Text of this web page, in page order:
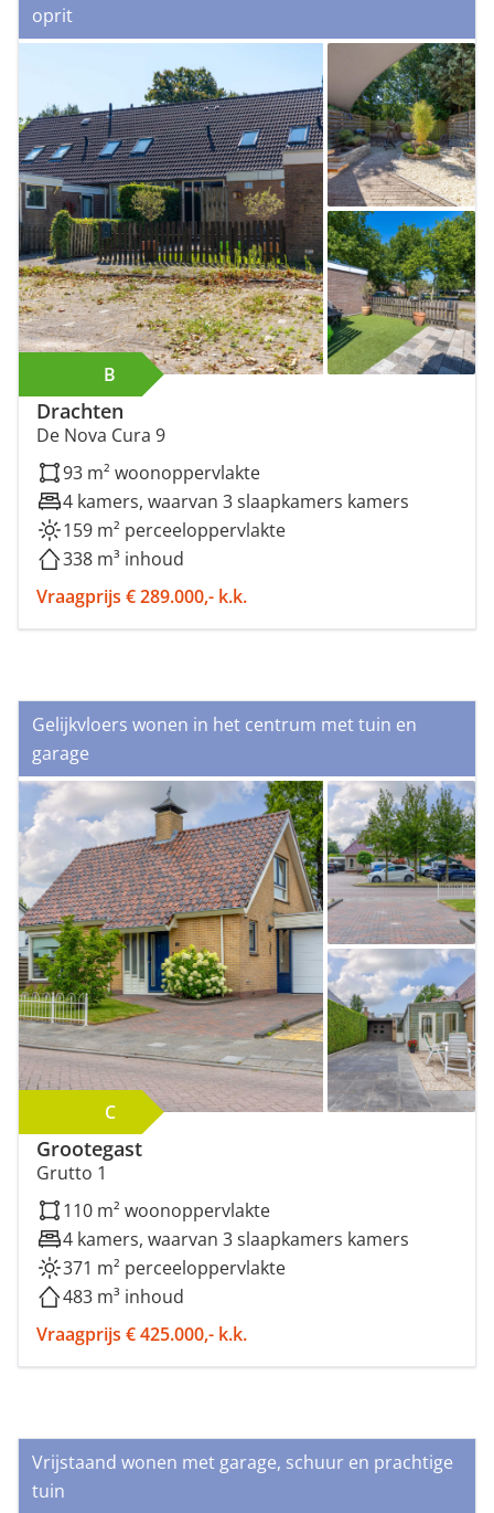
oprit
B
Drachten
De Nova Cura 9
93 m² woonoppervlakte
4 kamers, waarvan 3 slaapkamers kamers
159 m² perceeloppervlakte
338 m³ inhoud
Vraagprijs € 289.000,- k.k.
Gelijkvloers wonen in het centrum met tuin en
garage
C
Grootegast
Grutto 1
110 m² woonoppervlakte
4 kamers, waarvan 3 slaapkamers kamers
371 m² perceeloppervlakte
483 m³ inhoud
Vraagprijs € 425.000,- k.k.
Vrijstaand wonen met garage, schuur en prachtige
tuin